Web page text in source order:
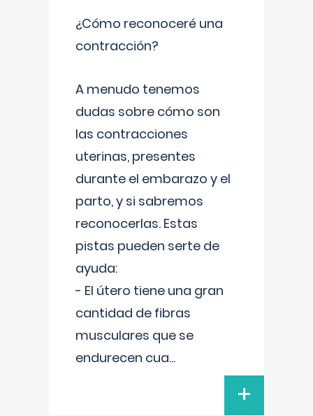
¿Cómo reconoceré una
contracción?
A menudo tenemos
dudas sobre cómo son
las contracciones
uterinas, presentes
durante el embarazo y el
parto, y si sabremos
reconocerlas. Estas
pistas pueden serte de
ayuda:
- El útero tiene una gran
cantidad de fibras
musculares que se
endurecen cua...
+